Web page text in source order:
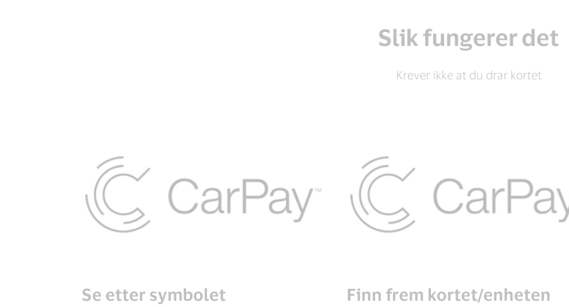
Slik fungerer det
Krever ikke at du drar kortet
Se etter symbolet Finn frem kortet/enheten